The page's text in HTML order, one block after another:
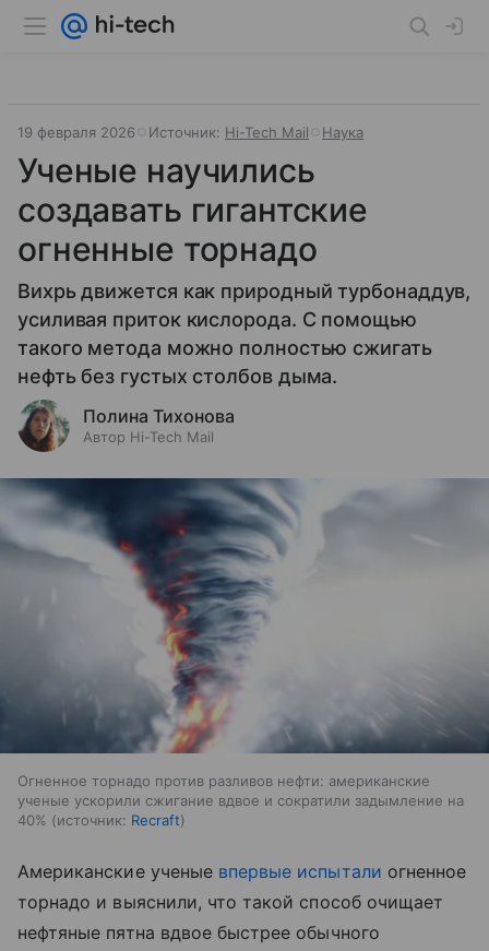
19 февраля 2026 Источник: Hi-Tech Mail Наука
Ученые научились
создавать гигантские
огненные торнадо
Вихрь движется как природный турбонаддув,
усиливая приток кислорода. С помощью
такого метода можно полностью сжигать
нефть без густых столбов дыма.
Полина Тихонова
Автор Hi-Tech Mail
Огненное торнадо против разливов нефти: американские
ученые ускорили сжигание вдвое и сократили задымление на
40%
источник: Recraft
Американские ученые впервые испытали огненное
торнадо и выяснили, что такой способ очищает
нефтяные пятна вдвое быстрее обычного